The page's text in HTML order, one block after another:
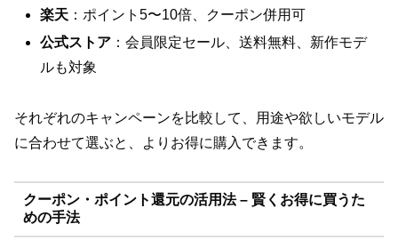
楽天 ：ポイント5〜10倍、クーポン併用可
公式ストア ：会員限定セール、送料無料、新作モデ
ルも対象
それぞれのキャンペーンを比較して、用途や欲しいモデル
に合わせて選ぶと、よりお得に購入できます。
クーポン・ポイント還元の活用法 – 賢くお得に買うた
めの手法